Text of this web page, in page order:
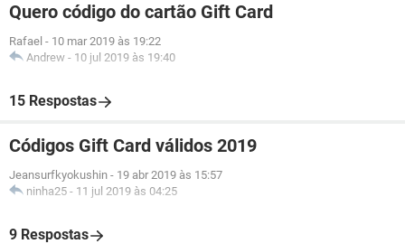
Quero código do cartão Gift Card
Rafael - 10 mar 2019 às 19:22
Andrew - 10 jul 2019 às 19:40
15 Respostas
Códigos Gift Card válidos 2019
Jeansurfkyokushin - 19 abr 2019 às 15:57
ninha25 - 11 jul 2019 às 04:25
9 Respostas